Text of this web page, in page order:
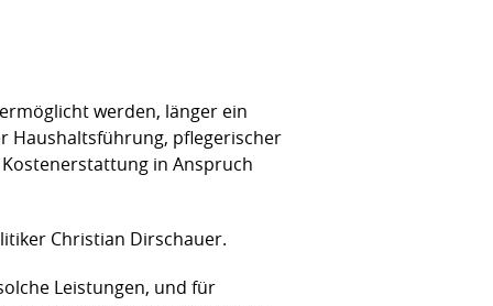
werden, länger ein
Haushaltsführung, pflegerischer
in Anspruch
Christian Dirschauer.
Leistungen, und für